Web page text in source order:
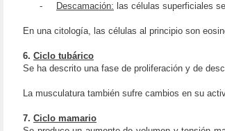
-
Descamación: las células superficiales
En una citología, las células al principio son
6. Ciclo tubárico
Se ha descrito una fase de proliferación y de
La musculatura también sufre cambios en su
7. Ciclo mamario